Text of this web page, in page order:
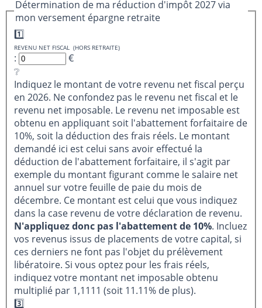
Détermination de ma réduction d'impôt 2027 via
mon versement épargne retraite
1️⃣
REVENU NET FISCAL (HORS RETRAITE)
:
€
❔
Indiquez le montant de votre revenu net fiscal perçu
en 2026. Ne confondez pas le revenu net fiscal et le
revenu net imposable. Le revenu net imposable est
obtenu en appliquant soit l'abattement forfaitaire de
10%, soit la déduction des frais réels. Le montant
demandé ici est celui sans avoir effectué la
déduction de l'abattement forfaitaire, il s'agit par
exemple du montant figurant comme le salaire net
annuel sur votre feuille de paie du mois de
décembre. Ce montant est celui que vous indiquez
dans la case revenu de votre déclaration de revenu.
N'appliquez donc pas l'abattement de 10%. Incluez
vos revenus issus de placements de votre capital, si
ces derniers ne font pas l'objet du prélèvement
libératoire. Si vous optez pour les frais réels,
indiquez votre montant net imposable obtenu
multiplié par 1,1111 (soit 11.11% de plus).
3️⃣